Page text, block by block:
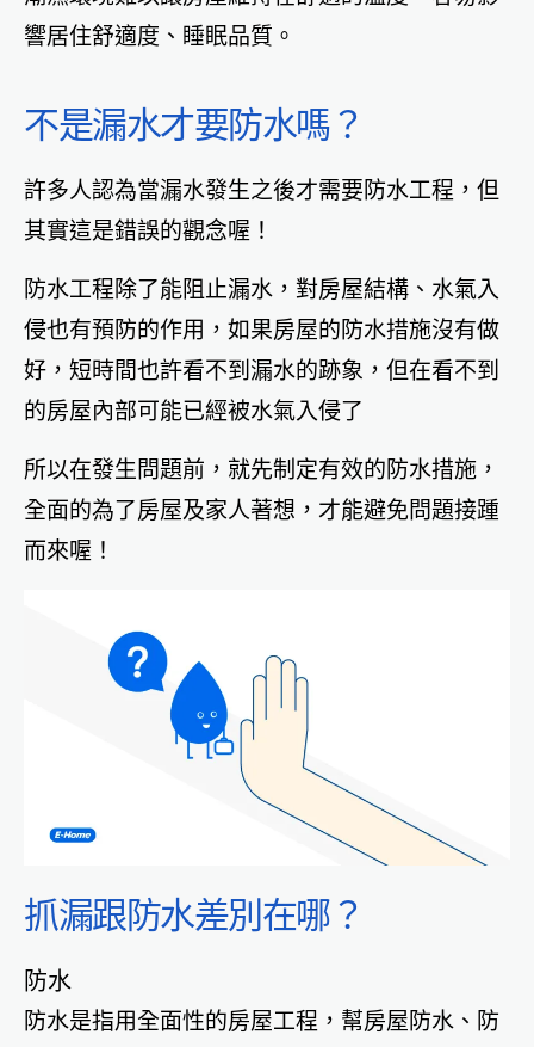
響居住舒適度、睡眠品質。
不是漏水才要防水嗎？
許多人認為當漏水發生之後才需要防水工程，但
其實這是錯誤的觀念喔！
防水工程除了能阻止漏水，對房屋結構、水氣入
侵也有預防的作用，如果房屋的防水措施沒有做
好，短時間也許看不到漏水的跡象，但在看不到
的房屋內部可能已經被水氣入侵了
所以在發生問題前，就先制定有效的防水措施，
全面的為了房屋及家人著想，才能避免問題接踵
而來喔！
抓漏跟防水差別在哪？
防水
防水是指用全面性的房屋工程，幫房屋防水、防